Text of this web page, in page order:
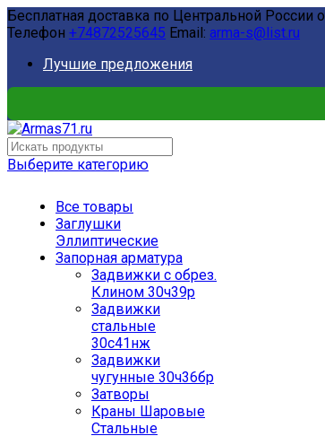
Бесплатная доставка по Центральной России
Телефон +74872525645 Email: arma-s@list.ru
Лучшие предложения
Выберите категорию
Все товары
Заглушки
Эллиптические
Запорная арматура
Задвижки с обрез.
Клином 30ч39р
Задвижки
стальные
30с41нж
Задвижки
чугунные 30ч36бр
Затворы
Краны Шаровые
Стальные